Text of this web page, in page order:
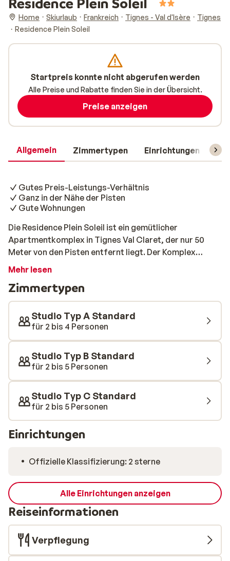
Home Skiurlaub Frankreich Tignes - Val d'Isère
Tignes
Residence Plein Soleil
Allgemein Zimmertypen Einrichtungen
Gutes Preis-Leistungs-Verhältnis
Ganz in der Nähe der Pisten
Gute Wohnungen
Die Residence Plein Soleil ist ein gemütlicher
Apartmentkomplex in Tignes Val Claret, der nur 50
Meter von den Pisten entfernt liegt. Der Komplex
verfügt über komfortable Wohnungen mit einem
Küchenzeile und einem Badezimmer. Die Residence Plein
Soleil ist der ideale Ausgangspunkt für einen
Wintersporturlaub in Tignes. Die Wohnungen der
Residence Plein Soleil sind geräumig und komfortabel
eingerichtet. Sie verfügen über alle Annehmlichkeiten,
die Sie für einen erholsamen Urlaub benötigen.
Mehr lesen
Zimmertypen
Studio Typ A Standard
für 2 bis 4 Personen
Studio Typ B Standard
für 2 bis 5 Personen
Studio Typ C Standard
für 2 bis 5 Personen
Einrichtungen
Offizielle Klassifizierung: 2 sterne
Alle Einrichtungen anzeigen
Reiseinformationen
Verpflegung
Startpreis konnte nicht abgerufen werden
Alle Preise und Rabatte finden Sie in der Übersicht.
Preise anzeigen